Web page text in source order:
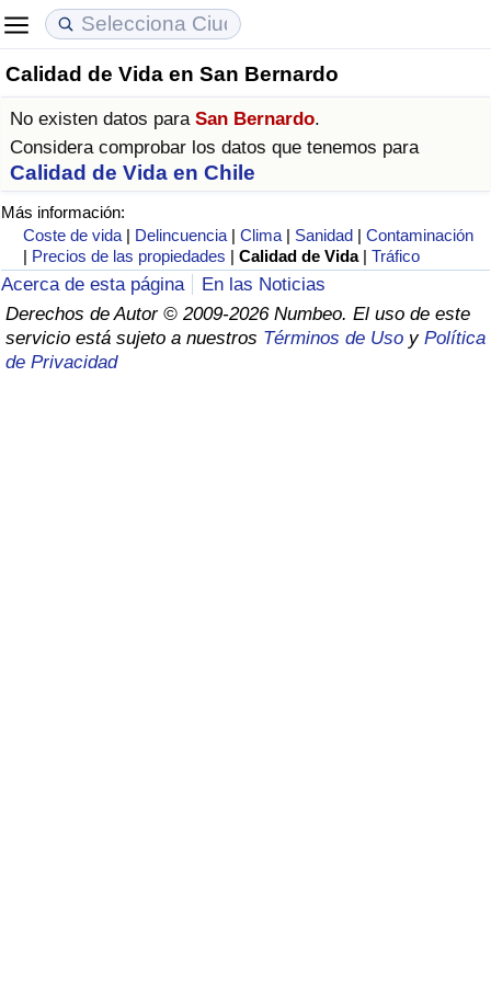
Calidad de Vida en San Bernardo
No existen datos para San Bernardo.
Considera comprobar los datos que tenemos para
Calidad de Vida en Chile
Más información:
Coste de vida | Delincuencia |Clima | Sanidad |Contaminación
| Precios de las propiedades |Calidad de Vida |Tráfico
Acerca de esta página
En las Noticias
Derechos de Autor © 2009-2026 Numbeo. El uso de este
servicio está sujeto a nuestros Términos de Uso y Política
de Privacidad
Coste de vida
Índice de Costo de Vida (Actual)
Índice de Costo de Vida
Índice de costo de vida por país
en aqaba
Precios de las propiedades
Índice de Precios de Inmuebles (Actual)
Índice de Precios de Inmuebles
Índice de Precios de Inmuebles por País
Calidad de Vida
Índice de Calidad de Vida
Índice de Calidad de Vida (Actual)
Índice de calidad de vida por país
Delincuencia
Calificación del Índice de Criminalidad